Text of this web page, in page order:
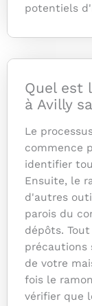
potentiels
Quel est
à Avilly
Le
commence
identifier
Ensuite, le
d'autres
parois du
dépôts.
précautions
de votre
fois le
vérifier que